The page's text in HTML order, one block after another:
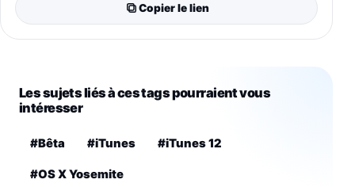
Copier le lien
Les sujets liés à ces tags pourraient vous
intéresser
#Bêta #iTunes #iTunes 12
#OS X Yosemite